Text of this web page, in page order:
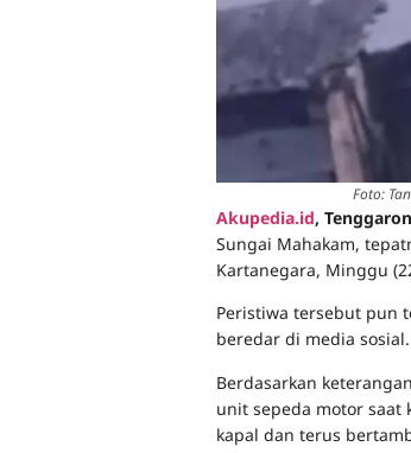
Foto:
Akupedia.id,
Sungai Mahakam,
Kartanegara, Minggu
Peristiwa tersebut pun
beredar di media sosial.
Berdasarkan
unit sepeda motor
kapal dan terus